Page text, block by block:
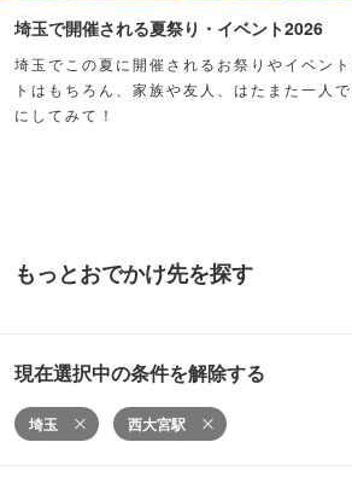
埼玉で開催される夏祭り・イベント2026
埼玉でこの夏に開催されるお祭りやイベン
トはもちろん、家族や友人、はたまた一人
にしてみて！
もっとおでかけ先を探す
現在選択中の条件を解除する
埼玉 西大宮駅